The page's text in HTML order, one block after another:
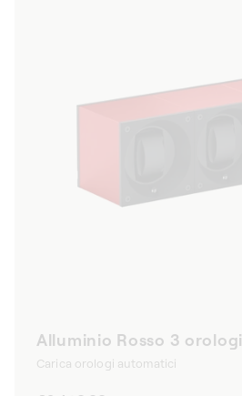
Alluminio Rosso 3 orologi
Carica orologi automatici